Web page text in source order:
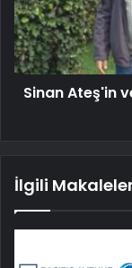
Sinan Ateş'in
İlgili